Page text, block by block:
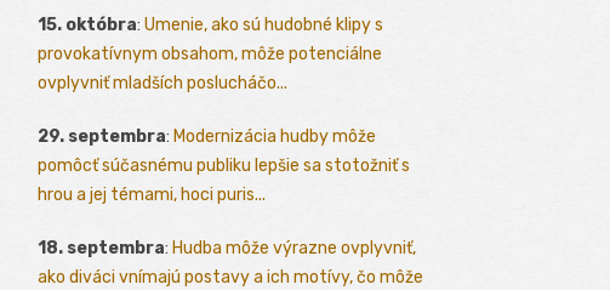
15. októbra: Umenie, ako sú hudobné klipy s
provokatívnym obsahom, môže potenciálne
ovplyvniť mladších poslucháčo...
29. septembra: Modernizácia hudby môže
pomôcť súčasnému publiku lepšie sa stotožniť s
hrou a jej témami, hoci puris...
18. septembra: Hudba môže výrazne ovplyvniť,
ako diváci vnímajú postavy a ich motívy, čo môže